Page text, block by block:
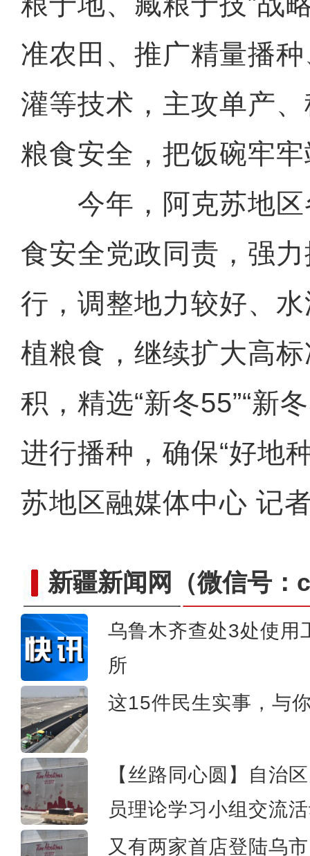
准农田、推广精量播
灌等技术，主攻单产
粮食安全，把饭碗牢
今年，阿克苏地区
食安全党政同责，强
行，调整地力较好、
植粮食，继续扩大高
积，精选“新冬55”“新
进行播种，确保“好地
苏地区融媒体中心 记
新疆新闻网 （微信号
乌鲁木齐查处3处使用
所
这15件民生实事，与
【丝路同心圆】自治
员理论学习小组交流
又有两家首店登陆乌